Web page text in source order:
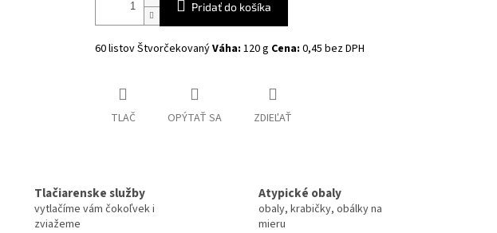
Pridať do košíka
60 listovŠtvorčekovanýVáha: 120 g Cena: 0,45 bez DPH
TLAČ OPÝTAŤ SA ZDIEĽAŤ
Tlačiarenske služby
vytlačíme vám čokoľvek i
zviažeme
Atypické obaly
obaly, krabičky, obálky na
mieru